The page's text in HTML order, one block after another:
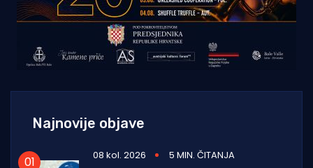
Najnovije objave
08 kol. 2026
5 MIN. ČITANJA